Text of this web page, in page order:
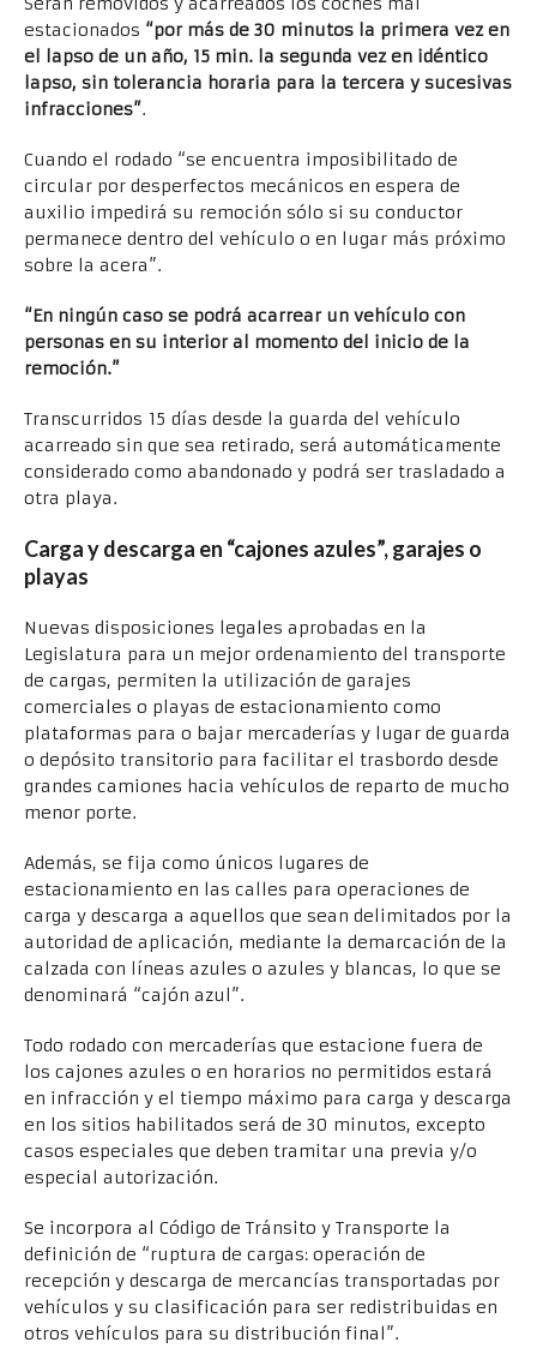
estacionados “por más de 30 minutos la primera vez en
el lapso de un año, 15 min. la segunda vez en idéntico
lapso, sin tolerancia horaria para la tercera y sucesivas
infracciones”.
Cuando el rodado “se encuentra imposibilitado de
circular por desperfectos mecánicos en espera de
auxilio impedirá su remoción sólo si su conductor
permanece dentro del vehículo o en lugar más próximo
sobre la acera”.
“En ningún caso se podrá acarrear un vehículo con
personas en su interior al momento del inicio de la
remoción.”
Transcurridos 15 días desde la guarda del vehículo
acarreado sin que sea retirado, será automáticamente
considerado como abandonado y podrá ser trasladado a
otra playa.
Carga y descarga en “cajones azules”, garajes o
playas
Nuevas disposiciones legales aprobadas en la
Legislatura para un mejor ordenamiento del transporte
de cargas, permiten la utilización de garajes
comerciales o playas de estacionamiento como
plataformas para o bajar mercaderías y lugar de guarda
o depósito transitorio para facilitar el trasbordo desde
grandes camiones hacia vehículos de reparto de mucho
menor porte.
Además, se fija como únicos lugares de
estacionamiento en las calles para operaciones de
carga y descarga a aquellos que sean delimitados por la
autoridad de aplicación, mediante la demarcación de la
calzada con líneas azules o azules y blancas, lo que se
denominará “cajón azul”.
Todo rodado con mercaderías que estacione fuera de
los cajones azules o en horarios no permitidos estará
en infracción y el tiempo máximo para carga y descarga
en los sitios habilitados será de 30 minutos, excepto
casos especiales que deben tramitar una previa y/o
especial autorización.
Se incorpora al Código de Tránsito y Transporte la
definición de “ruptura de cargas: operación de
recepción y descarga de mercancías transportadas por
vehículos y su clasificación para ser redistribuidas en
otros vehículos para su distribución final”.